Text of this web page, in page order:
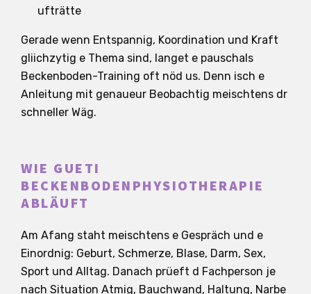
ufträtte
Gerade wenn Entspannig, Koordination und Kraft
gliichzytig e Thema sind, langet e pauschals
Beckenboden-Training oft nöd us. Denn isch e
Anleitung mit genaueur Beobachtig meischtens dr
schneller Wäg.
WIE GUETI
BECKENBODENPHYSIOTHERAPIE
ABLÄUFT
Am Afang staht meischtens e Gespräch und e
Einordnig: Geburt, Schmerze, Blase, Darm, Sex,
Sport und Alltag. Danach prüeft d Fachperson je
nach Situation Atmig, Bauchwand, Haltung, Narbe